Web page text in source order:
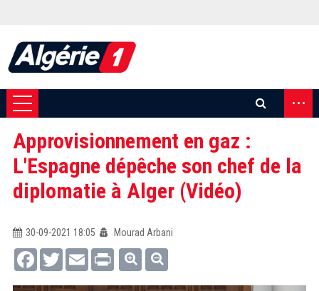
...
Approvisionnement en gaz :
L'Espagne dépêche son chef de la
diplomatie à Alger (Vidéo)
30-09-2021 18:05
Mourad Arbani
FacebookTwitterEmail Print